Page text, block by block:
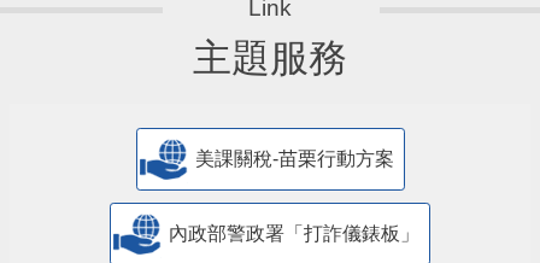
主題服務
美課關稅-苗栗行動方案
內政部警政署「打詐儀錶板」